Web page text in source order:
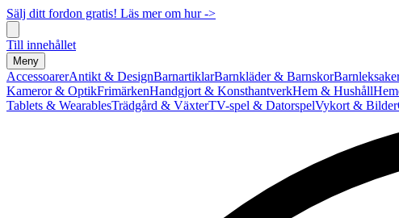
Sälj ditt fordon gratis! Läs mer om hur ->
Till innehållet
Meny
AccessoarerAntikt & DesignBarnartiklarBarnkläder & Barnskor
Kameror & OptikFrimärkenHandgjort & KonsthantverkHem & Hushåll
Tablets & WearablesTrädgård & VäxterTV-spel & DatorspelVykort & Bilder